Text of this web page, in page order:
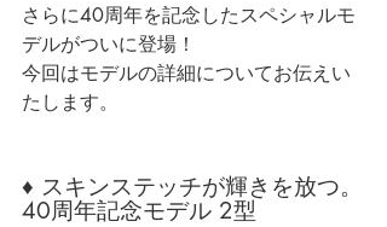
さらに40周年を記念したスペシャルモ
デルがついに登場！
今回はモデルの詳細についてお伝えい
たします。
♦ スキンステッチが輝きを放つ。
40周年記念モデル 2型